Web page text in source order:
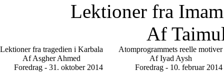
Lektioner fra
Af
Lektioner fra tragedien i Karbala
Af Asgher Ahmed
Foredrag - 31. oktober 2014
Atomprogrammets reelle motiver
Af Iyad Aysh
Foredrag - 10. februar 2014